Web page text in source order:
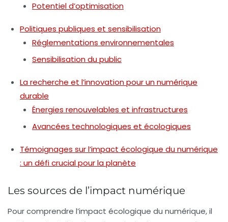
Potentiel d’optimisation
Politiques publiques et sensibilisation
Réglementations environnementales
Sensibilisation du public
La recherche et l’innovation pour un numérique
durable
Énergies renouvelables et infrastructures
Avancées technologiques et écologiques
Témoignages sur l’impact écologique du numérique
: un défi crucial pour la planète
Les sources de l’impact numérique
Pour comprendre l’impact écologique du numérique, il